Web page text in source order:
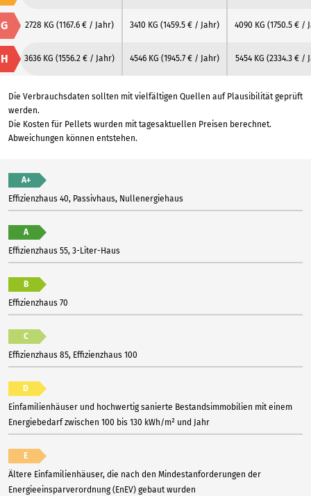
G 2728 KG (1167.6 € / Jahr) 3410 KG (1459.5 € / Jahr) 4090 KG (1750.5 € /
H 3636 KG (1556.2 € / Jahr) 4546 KG (1945.7 € / Jahr) 5454 KG (2334.3 € /
Die Verbrauchsdaten sollten mit vielfältigen Quellen auf Plausibilität geprüft
werden.
Die Kosten für Pellets wurden mit tagesaktuellen Preisen berechnet.
Abweichungen können entstehen.
A+
Effizienzhaus 40, Passivhaus, Nullenergiehaus
A
Effizienzhaus 55, 3-Liter-Haus
B
Effizienzhaus 70
C
Effizienzhaus 85, Effizienzhaus 100
D
Einfamilienhäuser und hochwertig sanierte Bestandsimmobilien mit einem
Energiebedarf zwischen 100 bis 130 kWh/m² und Jahr
E
Ältere Einfamilienhäuser, die nach den Mindestanforderungen der
Energieeinsparverordnung (EnEV) gebaut wurden